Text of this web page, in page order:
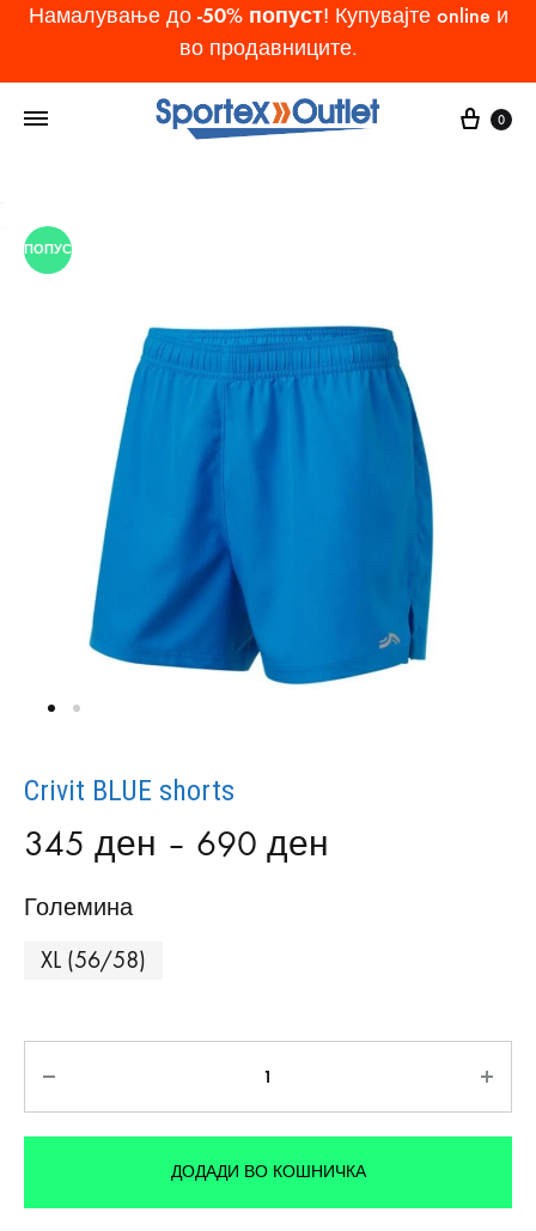
Намалување до -50% попуст! Купувајте online и
во продавниците.
Cart
0
ПОПУСТ
Crivit BLUE shorts
345 ден – 690 ден
Големина
XL (56/58)
ДОДАДИ ВО КОШНИЧКА